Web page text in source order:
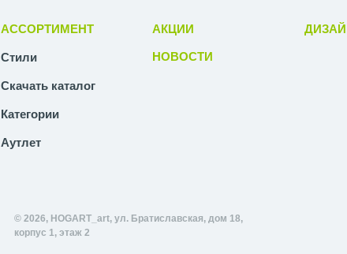
АССОРТИМЕНТ
Стили
Скачать каталог
Категории
Аутлет
АКЦИИ
НОВОСТИ
© 2026, HOGART_art, ул. Братиславская, дом 18,
корпус 1, этаж 2